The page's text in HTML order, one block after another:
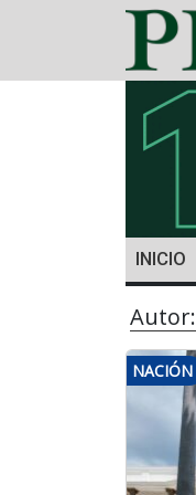
INICIO
Autor:
NACIÓN